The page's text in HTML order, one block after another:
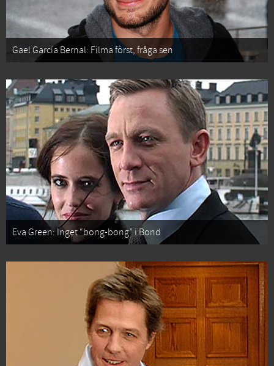
Gael García Bernal: Filma först, fråga sen
Eva Green: Inget “bong-bong” i Bond